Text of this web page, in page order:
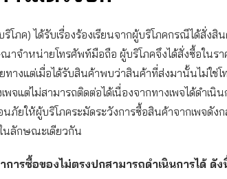
โภค) ได้รับเรื่องร้องเรียนจากผู้บริโภคกรณีได้สั่งสิ
าจำหน่ายโทรศัพท์มือถือ ผู้บริโภคจึงได้สั่งซื้อในร
ยทางแต่เมื่อได้รับสินค้าพบว่าสินค้าที่ส่งมานั้นไม่ใช่
จแต่ไม่สามารถติดต่อได้เนื่องจากทางเพจได้ดำเนิ
ภัยให้ผู้บริโภคระมัดระวังการซื้อสินค้าจากเพจดัง
นลักษณะเดียวกัน
ารซื้อของไม่ตรงปกสามารถดำเนินการได้ ดัง